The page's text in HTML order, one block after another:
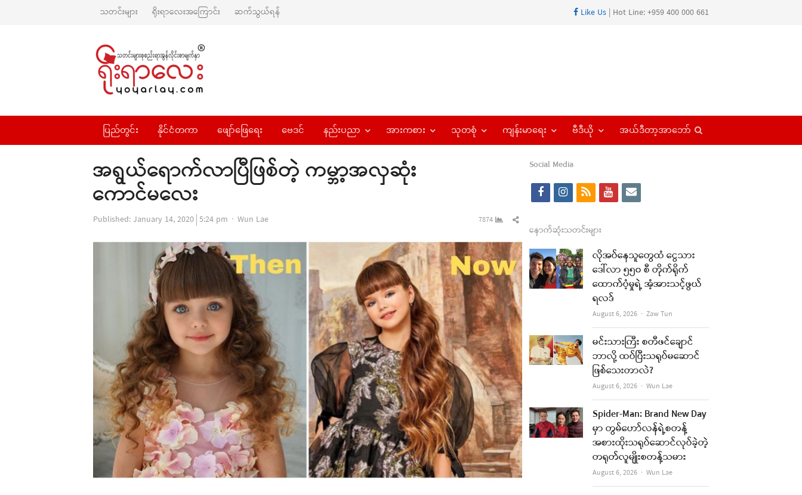
သတင်းများ ရိုးရာလေးအကြောင်း ဆက်သွယ်ရန် Like Us | Hot Line: +959 400 000 661
ပြည်တွင်း နိုင်ငံတကာ ဖျော်ဖြေရေး ဗေဒင် နည်းပညာ အားကစား သုတစုံ ကျန်းမာရေး ဗီဒီယို အယ်ဒီတာ့အာဘော်
အရွယ်ရောက်လာပြီဖြစ်တဲ့ ကမ္ဘာ့အလှဆုံး
ကောင်မလေး
Published:January 14, 2020 5:24 pm Author
Wun Lae 7874
Share
this
post
Social Media
f
c
e
b
o
i
s
t
a
g
m
r
s
y
t
u
b
e
e
i
l
နောက်ဆုံးသတင်းများ
လိုအပ်နေသူတွေထံ ငွေသား
ဒေါ်လာ ၅၅၀ စီ တိုက်ရိုက်
ထောက်ပံ့မှုရဲ့ အံ့အားသင့်ဖွယ်
ရလဒ်
August 6, 2026 Author
Zaw Tun
မင်းသားကြီး စတီဖင်ချောင်
ဘာလို့ ထပ်ပြီးသရုပ်မဆောင်
ဖြစ်သေးတာလဲ?
August 6, 2026 Author
Wun Lae
Spider-Man: Brand New Day
မှာ တွမ်ဟော်လန်ရဲ့စတန့်
အစားထိုးသရုပ်ဆောင်လုပ်ခဲ့တဲ့
တရုတ်လူမျိုးစတန့်သမား
August 6, 2026 Author
Wun Lae